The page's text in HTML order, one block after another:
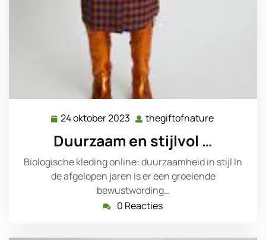
24 oktober 2023 24
oktober
2023
thegiftofnature
Duurzaam en stijlvol …
Biologische kleding online: duurzaamheid in stijl In
de afgelopen jaren is er een groeiende
bewustwording…
0 Reacties